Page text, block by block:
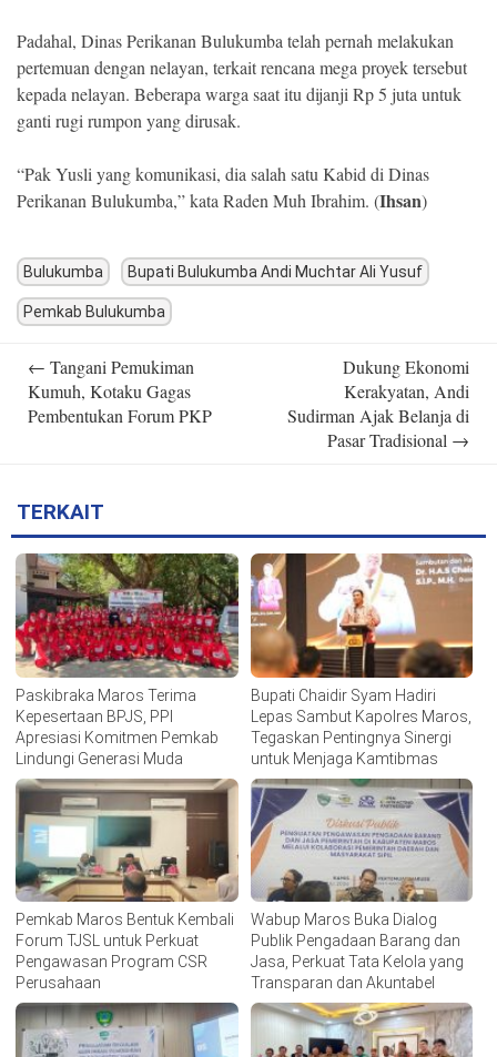
Padahal, Dinas Perikanan Bulukumba telah pernah melakukan
pertemuan dengan nelayan, terkait rencana mega proyek tersebut
kepada nelayan. Beberapa warga saat itu dijanji Rp 5 juta untuk
ganti rugi rumpon yang dirusak.
“Pak Yusli yang komunikasi, dia salah satu Kabid di Dinas
Perikanan Bulukumba,” kata Raden Muh Ibrahim. (Ihsan)
Bulukumba Bupati Bulukumba Andi Muchtar Ali Yusuf
Pemkab Bulukumba
navigation
← Tangani Pemukiman
Kumuh, Kotaku Gagas
Pembentukan Forum PKP
Dukung Ekonomi
Kerakyatan, Andi
Sudirman Ajak Belanja di
Pasar Tradisional →
TERKAIT
Paskibraka Maros Terima
Kepesertaan BPJS, PPI
Apresiasi Komitmen Pemkab
Lindungi Generasi Muda
Bupati Chaidir Syam Hadiri
Lepas Sambut Kapolres Maros,
Tegaskan Pentingnya Sinergi
untuk Menjaga Kamtibmas
Pemkab Maros Bentuk Kembali
Forum TJSL untuk Perkuat
Pengawasan Program CSR
Perusahaan
Wabup Maros Buka Dialog
Publik Pengadaan Barang dan
Jasa, Perkuat Tata Kelola yang
Transparan dan Akuntabel